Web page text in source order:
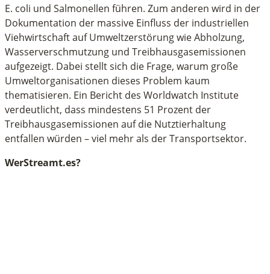
E. coli und Salmonellen führen. Zum anderen wird in der
Dokumentation der massive Einfluss der industriellen
Viehwirtschaft auf Umweltzerstörung wie Abholzung,
Wasserverschmutzung und Treibhausgasemissionen
aufgezeigt. Dabei stellt sich die Frage, warum große
Umweltorganisationen dieses Problem kaum
thematisieren. Ein Bericht des Worldwatch Institute
verdeutlicht, dass mindestens 51 Prozent der
Treibhausgasemissionen auf die Nutztierhaltung
entfallen würden – viel mehr als der Transportsektor.
WerStreamt.es?